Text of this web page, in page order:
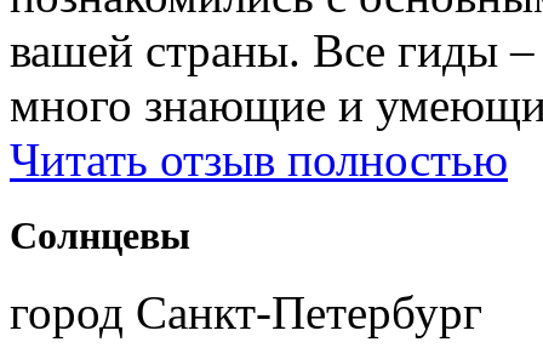
вашей страны. Все гиды
много знающие и
Читать отзыв полностью
Солнцевы
город Санкт-Петербург